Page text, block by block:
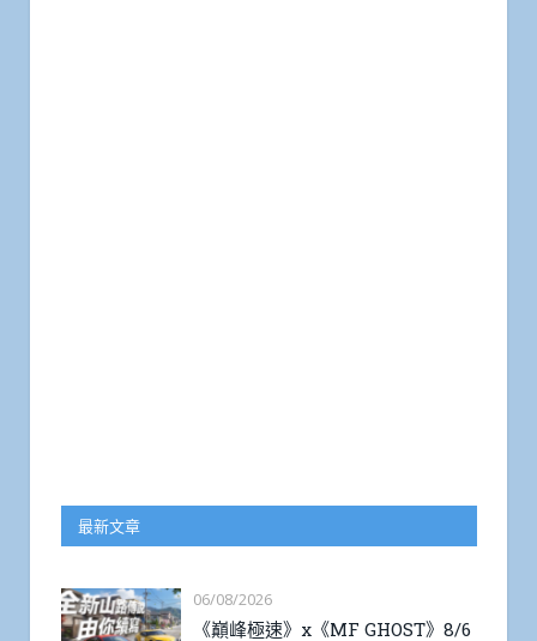
最新文章
06/08/2026
《巔峰極速》x《MF GHOST》8/6